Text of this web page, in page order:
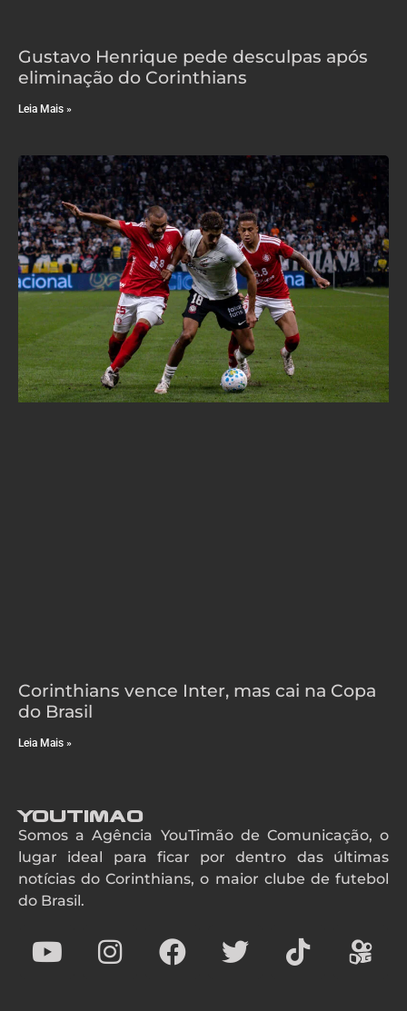
Gustavo Henrique pede desculpas após
eliminação do Corinthians
Leia Mais »
Corinthians vence Inter, mas cai na Copa
do Brasil
Leia Mais »
YouTimao
Somos a Agência YouTimão de Comunicação, o
lugar ideal para ficar por dentro das últimas
notícias do Corinthians, o maior clube de futebol
do Brasil.